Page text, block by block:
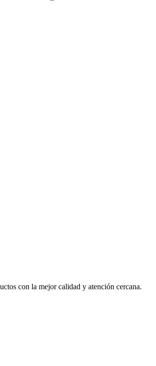
con la mejor calidad y atención cercana.